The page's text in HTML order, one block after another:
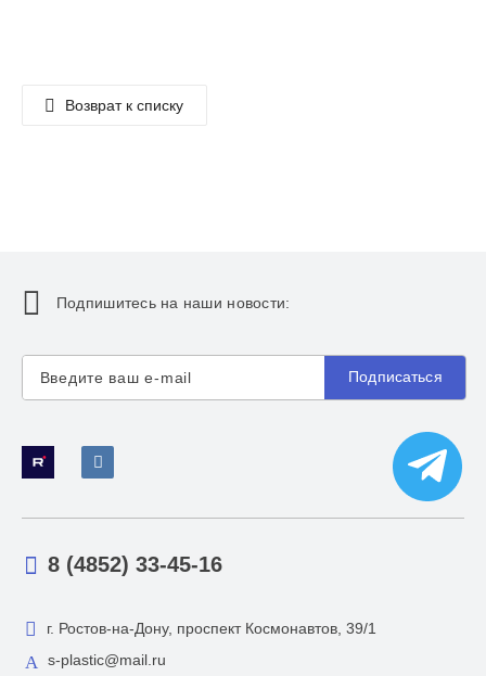
Возврат к списку
Подпишитесь на наши новости:
Подписаться
8 (4852) 33-45-16
г. Ростов-на-Дону, проспект Космонавтов, 39/1
s-plastic@mail.ru